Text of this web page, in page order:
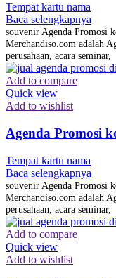
Tempat kartu nama
Baca selengkapnya
souvenir Agenda Promosi
Merchandiso.com adalah
perusahaan, acara seminar,
Add to compare
Quick view
Add to wishlist
Agenda Promosi
Tempat kartu nama
Baca selengkapnya
souvenir Agenda Promosi
Merchandiso.com adalah
perusahaan, acara seminar,
Add to compare
Quick view
Add to wishlist